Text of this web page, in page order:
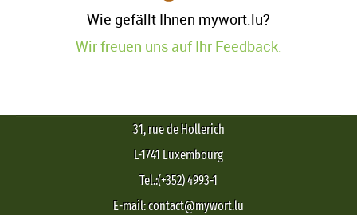
Wie gefällt Ihnen mywort.lu?
Wir freuen uns auf Ihr Feedback.
31, rue de Hollerich
L-1741 Luxembourg
Tel.:(+352) 4993-1
E-mail: contact@mywort.lu